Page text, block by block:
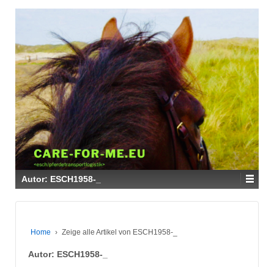
Autor: ESCH1958-_
Home › Zeige alle Artikel von ESCH1958-_
Autor: ESCH1958-_